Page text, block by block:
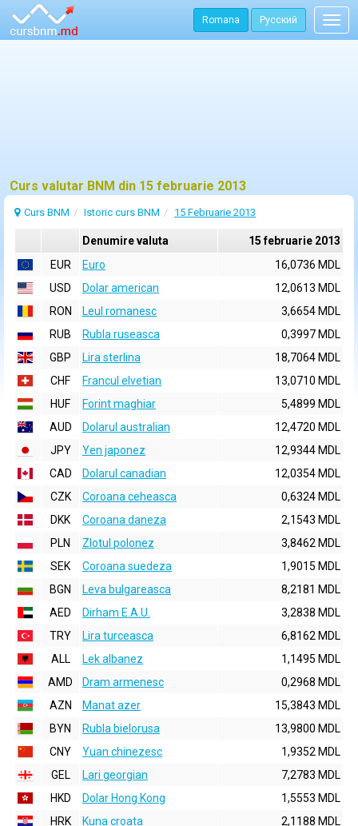
Romana Русский
Curs valutar BNM din 15 februarie 2013
Curs BNM Istoric curs BNM 15 Februarie 2013
Denumire valuta
15 februarie 2013
EUR
Euro
16,0736 MDL
USD
Dolar american
12,0613 MDL
RON
Leul romanesc
3,6654 MDL
RUB
Rubla ruseasca
0,3997 MDL
GBP
Lira sterlina
18,7064 MDL
CHF
Francul elvetian
13,0710 MDL
HUF
Forint maghiar
5,4899 MDL
AUD
Dolarul australian
12,4720 MDL
JPY
Yen japonez
12,9344 MDL
CAD
Dolarul canadian
12,0354 MDL
CZK
Coroana ceheasca
0,6324 MDL
DKK
Coroana daneza
2,1543 MDL
PLN
Zlotul polonez
3,8462 MDL
SEK
Coroana suedeza
1,9015 MDL
BGN
Leva bulgareasca
8,2181 MDL
AED
Dirham E.A.U.
3,2838 MDL
TRY
Lira turceasca
6,8162 MDL
ALL
Lek albanez
1,1495 MDL
AMD
Dram armenesc
0,2968 MDL
AZN
Manat azer
15,3843 MDL
BYN
Rubla bielorusa
13,9800 MDL
CNY
Yuan chinezesc
1,9352 MDL
GEL
Lari georgian
7,2783 MDL
HKD
Dolar Hong Kong
1,5553 MDL
HRK
Kuna croata
2,1188 MDL